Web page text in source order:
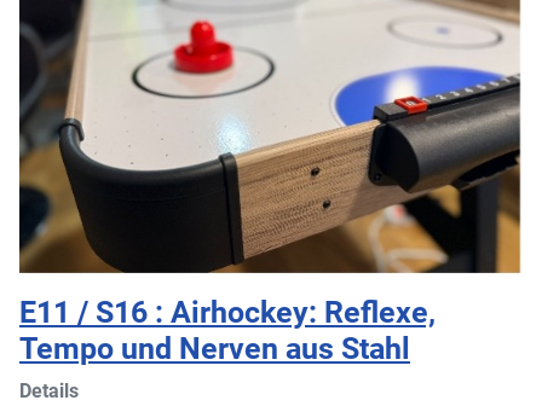
E11 / S16 : Airhockey: Reflexe,
Tempo und Nerven aus Stahl
Details